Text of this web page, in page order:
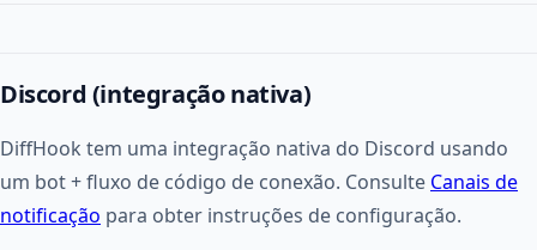
Discord (integração nativa)
DiffHook tem uma integração nativa do Discord usando
um bot + fluxo de código de conexão. Consulte Canais de
notificação para obter instruções de configuração.